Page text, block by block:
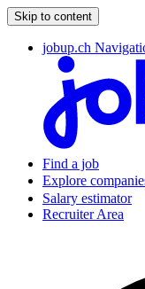
Skip to content
jobup.ch
Find a job
Explore
Salary estimator
Recruiter Area